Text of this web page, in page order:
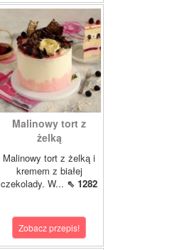
Malinowy tort z
żelką
Malinowy tort z żelką i
kremem z białej
czekolady. W... ⇖ 1282
Zobacz przepis!